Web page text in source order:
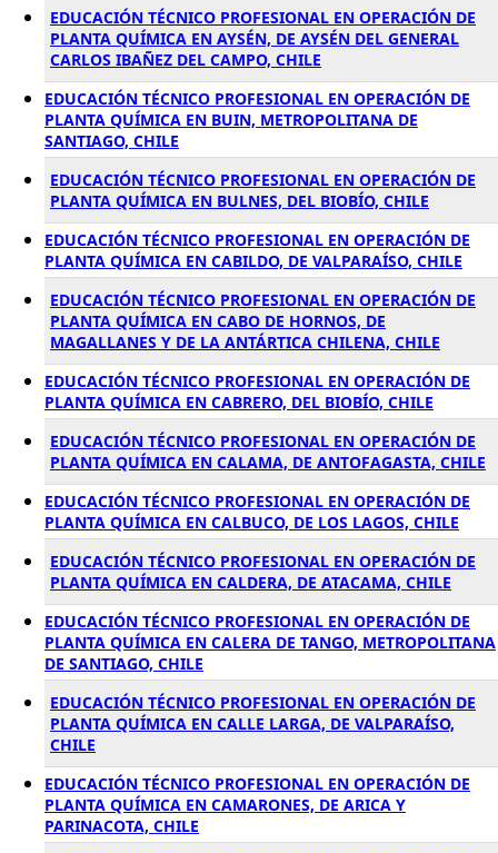
EDUCACIÓN TÉCNICO PROFESIONAL EN OPERACIÓN DE
PLANTA QUÍMICA EN AYSÉN, DE AYSÉN DEL GENERAL
CARLOS IBAÑEZ DEL CAMPO, CHILE
EDUCACIÓN TÉCNICO PROFESIONAL EN OPERACIÓN DE
PLANTA QUÍMICA EN BUIN, METROPOLITANA DE
SANTIAGO, CHILE
EDUCACIÓN TÉCNICO PROFESIONAL EN OPERACIÓN DE
PLANTA QUÍMICA EN BULNES, DEL BIOBÍO, CHILE
EDUCACIÓN TÉCNICO PROFESIONAL EN OPERACIÓN DE
PLANTA QUÍMICA EN CABILDO, DE VALPARAÍSO, CHILE
EDUCACIÓN TÉCNICO PROFESIONAL EN OPERACIÓN DE
PLANTA QUÍMICA EN CABO DE HORNOS, DE
MAGALLANES Y DE LA ANTÁRTICA CHILENA, CHILE
EDUCACIÓN TÉCNICO PROFESIONAL EN OPERACIÓN DE
PLANTA QUÍMICA EN CABRERO, DEL BIOBÍO, CHILE
EDUCACIÓN TÉCNICO PROFESIONAL EN OPERACIÓN DE
PLANTA QUÍMICA EN CALAMA, DE ANTOFAGASTA, CHILE
EDUCACIÓN TÉCNICO PROFESIONAL EN OPERACIÓN DE
PLANTA QUÍMICA EN CALBUCO, DE LOS LAGOS, CHILE
EDUCACIÓN TÉCNICO PROFESIONAL EN OPERACIÓN DE
PLANTA QUÍMICA EN CALDERA, DE ATACAMA, CHILE
EDUCACIÓN TÉCNICO PROFESIONAL EN OPERACIÓN DE
PLANTA QUÍMICA EN CALERA DE TANGO, METROPOLITANA
DE SANTIAGO, CHILE
EDUCACIÓN TÉCNICO PROFESIONAL EN OPERACIÓN DE
PLANTA QUÍMICA EN CALLE LARGA, DE VALPARAÍSO,
CHILE
EDUCACIÓN TÉCNICO PROFESIONAL EN OPERACIÓN DE
PLANTA QUÍMICA EN CAMARONES, DE ARICA Y
PARINACOTA, CHILE